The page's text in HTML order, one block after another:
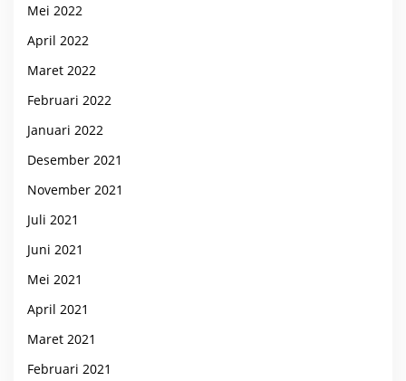
Mei 2022
April 2022
Maret 2022
Februari 2022
Januari 2022
Desember 2021
November 2021
Juli 2021
Juni 2021
Mei 2021
April 2021
Maret 2021
Februari 2021